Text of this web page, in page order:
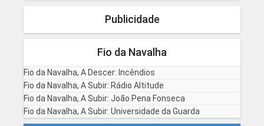
Publicidade
Fio da Navalha
Fio da Navalha, A Descer: Incêndios
Fio da Navalha, A Subir: Rádio Altitude
Fio da Navalha, A Subir: João Pena Fonseca
Fio da Navalha, A Subir: Universidade da Guarda